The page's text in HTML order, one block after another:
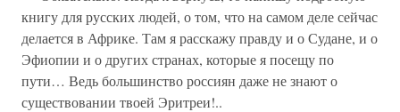
книгу для русских людей, о том, что на самом деле сейчас
делается в Африке. Там я расскажу правду и о Судане, и о
Эфиопии и о других странах, которые я посещу по
пути… Ведь большинство россиян даже не знают о
существовании твоей Эритреи!..